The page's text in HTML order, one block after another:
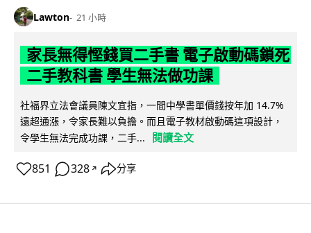
Lawton 21 小時
家長無得慳錢買二手書 電子啟動碼鎖死
二手教科書 學生無法做功課
社福界立法會議員陳文宜指，一間中學書單價錢按年加 14.7%
遠超通漲，令家長難以負擔。而且電子教材啟動碼這項設計，
令學生無法完成功課，二手...
閱讀全文
851 328 ↗ 分享